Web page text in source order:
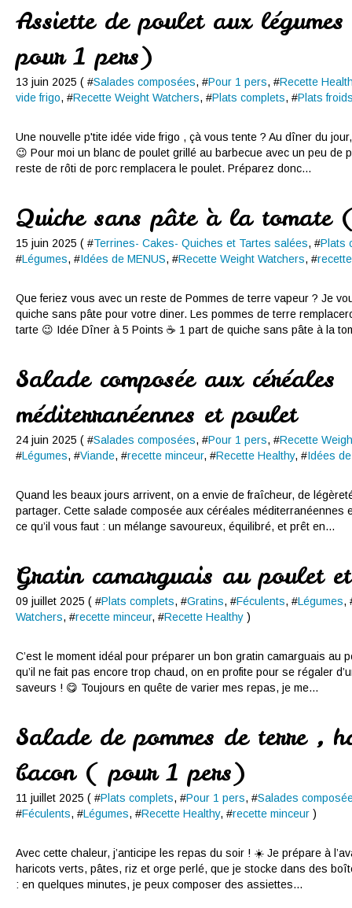
Assiette de poulet aux
pour 1 pers)
13 juin 2025 ( #Salades composées, #Pour 1 pers, #Recette
vide frigo, #Recette Weight Watchers, #Plats complets, #Plats
Une nouvelle p'tite idée vide frigo , çà vous tente ? Au dîner du
😉 Pour moi un blanc de poulet grillé au barbecue avec un peu de
reste de rôti de porc remplacera le poulet. Préparez donc...
Quiche sans pâte à la tomate
15 juin 2025 ( #Terrines- Cakes- Quiches et Tartes salées, #Plats
#Légumes, #Idées de MENUS, #Recette Weight Watchers, #
Que feriez vous avec un reste de Pommes de terre vapeur ? Je
quiche sans pâte pour votre diner. Les pommes de terre
tarte 😉 Idée Dîner à 5 Points ☕ 1 part de quiche sans pâte à la
Salade composée aux céréales
méditerranéennes et poulet
24 juin 2025 ( #Salades composées, #Pour 1 pers, #Recette
#Légumes, #Viande, #recette minceur, #Recette Healthy, #Idées
Quand les beaux jours arrivent, on a envie de fraîcheur, de
partager. Cette salade composée aux céréales méditerranéennes
ce qu’il vous faut : un mélange savoureux, équilibré, et prêt en...
Gratin camarguais au poulet
09 juillet 2025 ( #Plats complets, #Gratins, #Féculents, #Légumes,
Watchers, #recette minceur, #Recette Healthy )
C’est le moment idéal pour préparer un bon gratin camarguais au
qu’il ne fait pas encore trop chaud, on en profite pour se régaler
saveurs ! 😋 Toujours en quête de varier mes repas, je me...
Salade de pommes de terre ,
bacon ( pour 1 pers)
11 juillet 2025 ( #Plats complets, #Pour 1 pers, #Salades
#Féculents, #Légumes, #Recette Healthy, #recette minceur )
Avec cette chaleur, j’anticipe les repas du soir ! ☀️ Je prépare à
haricots verts, pâtes, riz et orge perlé, que je stocke dans des
: en quelques minutes, je peux composer des assiettes...